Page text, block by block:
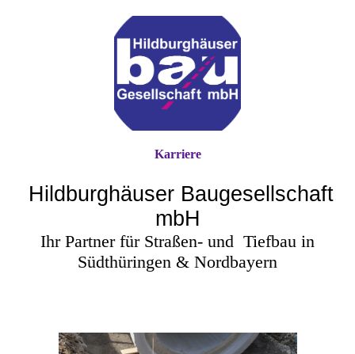
Hildburghäuser Baugesellschaft
mbH
Ihr Partner für Straßen- und Tiefbau in
Südthüringen & Nordbayern
Karriere